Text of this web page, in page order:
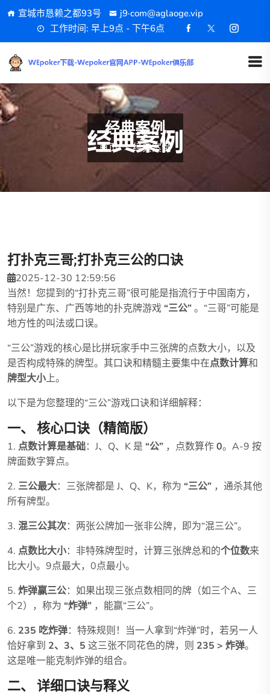
宣城市恳赖之都93号
j9·com@aglaoge.vip
工作时间: 早上9点 - 下午6点
经典案例
首页 经典案例
打扑克三哥;打扑克三公的口诀
2025-12-30 12:59:56
当然！您提到的“打扑克三哥”很可能是指流行于中国南方，
特别是广东、广西等地的扑克牌游戏 “三公”。“三哥”可能是
地方性的叫法或口误。
“三公”游戏的核心是比拼玩家手中三张牌的点数大小，以及
是否构成特殊的牌型。其口诀和精髓主要集中在点数计算和
牌型大小上。
以下是为您整理的“三公”游戏口诀和详细解释：
一、 核心口诀（精简版）
1. 点数计算是基础：J、Q、K 是 “公” ，点数算作0。A-9 按
牌面数字算点。
2. 三公最大：三张牌都是 J、Q、K，称为 “三公” ，通杀其他
所有牌型。
3. 混三公其次：两张公牌加一张非公牌，即为“混三公”。
4. 点数比大小：非特殊牌型时，计算三张牌总和的个位数来
比大小。9点最大，0点最小。
5. 炸弹赢三公：如果出现三张点数相同的牌（如三个A、三
个2），称为 “炸弹” ，能赢“三公”。
6. 235 吃炸弹：特殊规则！当一人拿到“炸弹”时，若另一人
恰好拿到 2、3、5 这三张不同花色的牌，则 235 > 炸弹。
这是唯一能克制炸弹的组合。
二、 详细口诀与释义